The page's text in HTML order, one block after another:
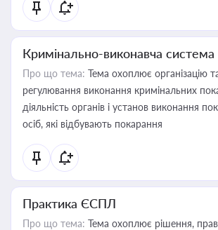
Кримінально-виконавча система
Про що тема: Тема охоплює організацію
регулювання виконання кримінальних
діяльність органів і установ виконання
осіб, які відбувають покарання
Практика ЄСПЛ
Про що тема: Тема охоплює рішення,